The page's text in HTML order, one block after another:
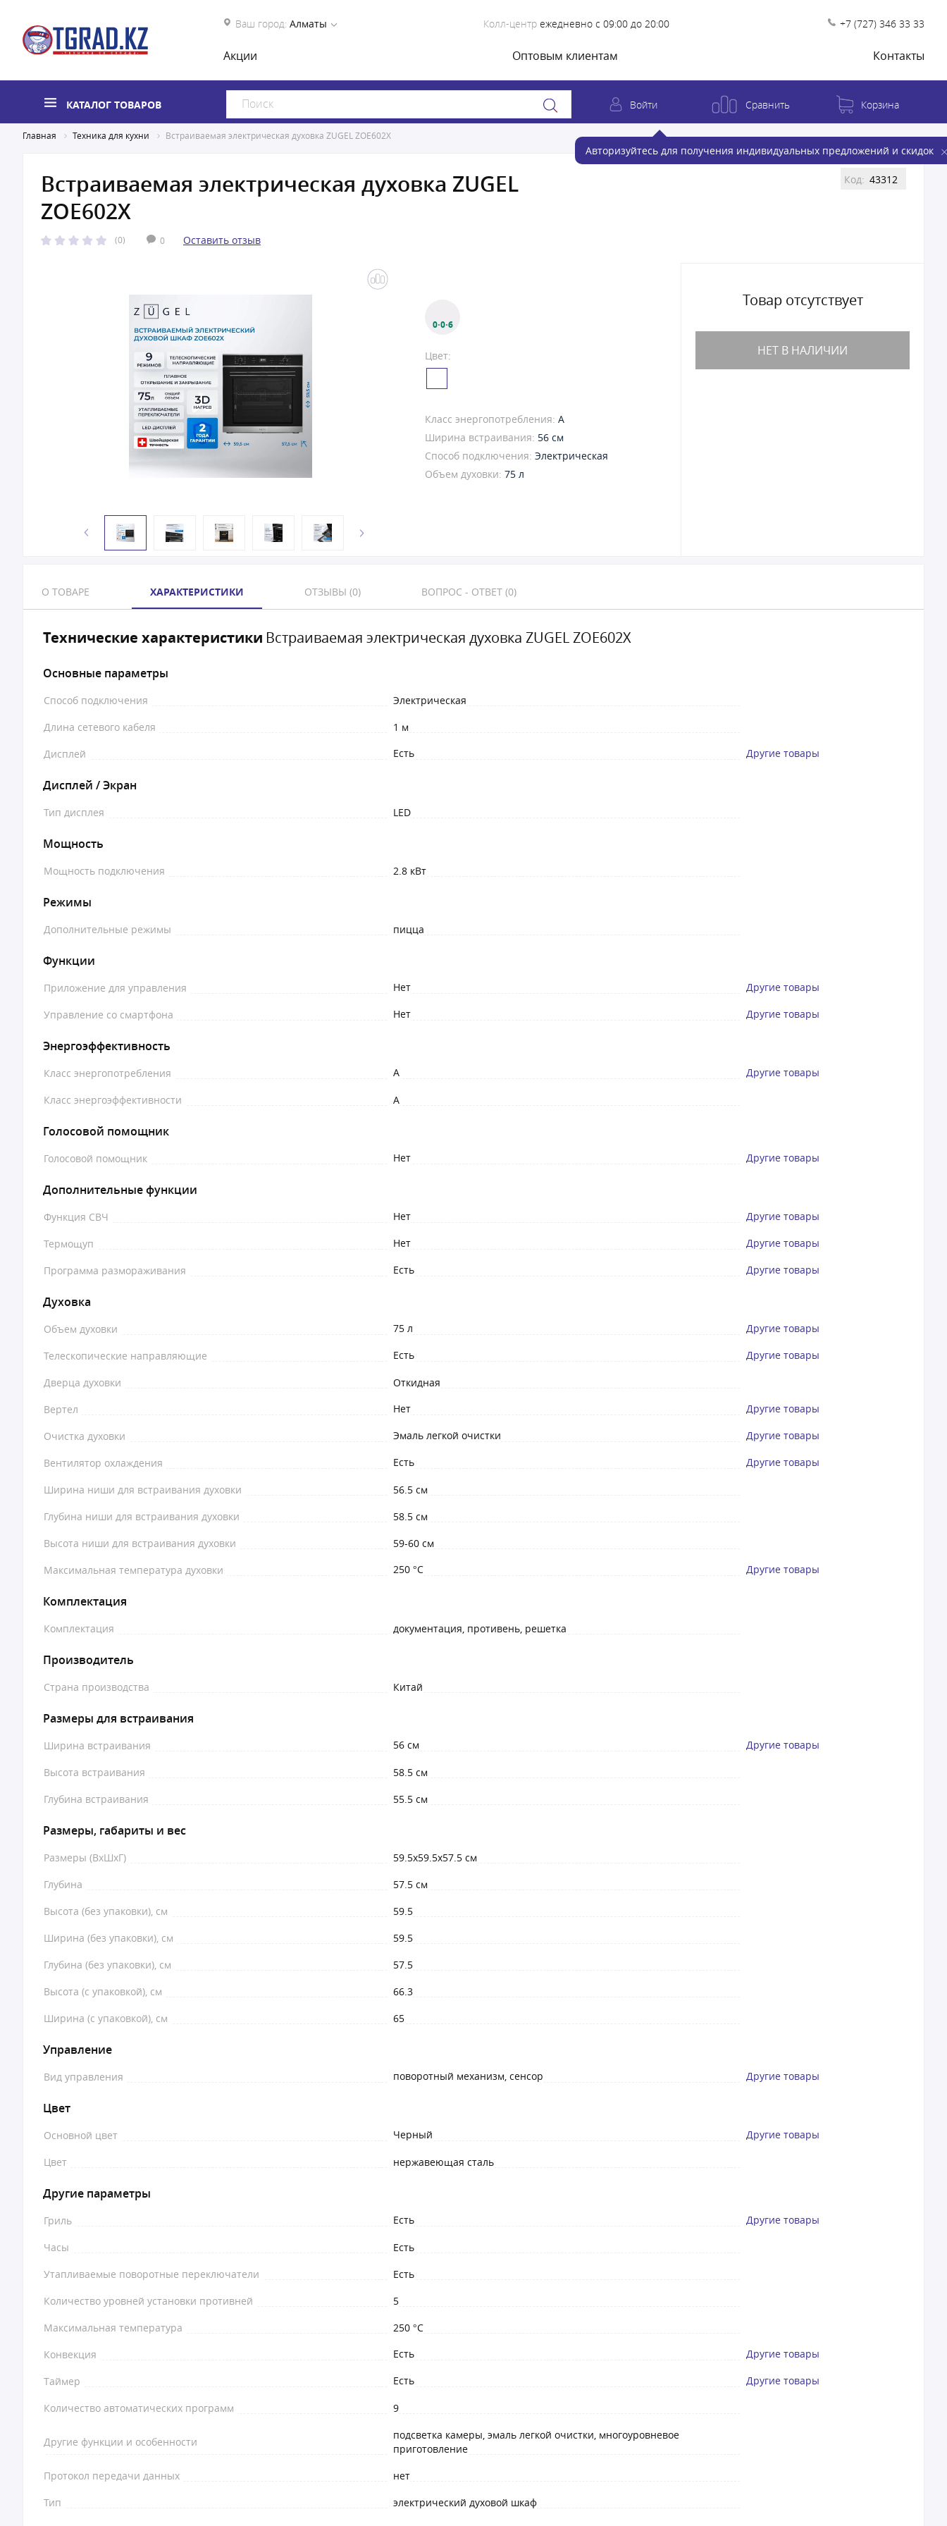
Ваш город: Алматы Колл-центр ежедневно с 09:00 до 20:00 +7 (727) 346 33 33
Акции Оптовым клиентам Контакты
КАТАЛОГ ТОВАРОВ Войти
Авторизуйтесь для получения индивидуальных предложений и скидок
Сравнить Корзина
Главная Техника для кухни Встраиваемая электрическая духовка ZUGEL ZOE602X
Встраиваемая электрическая духовка ZUGEL
ZOE602X
(0) 0 Оставить отзыв
Код: 43312
0·0·6
Цвет:
Класс энергопотребления: A
Ширина встраивания: 56 см
Способ подключения: Электрическая
Объем духовки: 75 л
Товар отсутствует
НЕТ В НАЛИЧИИ
О ТОВАРЕ ХАРАКТЕРИСТИКИ ОТЗЫВЫ (0) ВОПРОС - ОТВЕТ (0)
Технические характеристики Встраиваемая электрическая духовка ZUGEL ZOE602X
Основные параметры
Способ подключения
Электрическая
Длина сетевого кабеля
1 м
Дисплей
Есть Другие товары
Дисплей / Экран
Тип дисплея LED
Мощность
Мощность подключения 2.8 кВт
Режимы
Дополнительные режимы пицца
Функции
Приложение для управления Нет Другие товары
Управление со смартфона Нет Другие товары
Энергоэффективность
Класс энергопотребления A Другие товары
Класс энергоэффективности A
Голосовой помощник
Голосовой помощник Нет Другие товары
Дополнительные функции
Функция СВЧ Нет Другие товары
Термощуп Нет Другие товары
Программа размораживания Есть Другие товары
Духовка
Объем духовки 75 л Другие товары
Телескопические направляющие Есть Другие товары
Дверца духовки
Откидная
Вертел
Нет Другие товары
Очистка духовки Эмаль легкой очистки Другие товары
Вентилятор охлаждения Есть Другие товары
Ширина ниши для встраивания духовки
56.5 см
Глубина ниши для встраивания духовки
58.5 см
Высота ниши для встраивания духовки
59-60 см
Максимальная температура духовки
250 °C Другие товары
Комплектация
Комплектация документация, противень, решетка
Производитель
Страна производства Китай
Размеры для встраивания
Ширина встраивания 56 см Другие товары
Высота встраивания
58.5 см
Глубина встраивания
55.5 см
Размеры, габариты и вес
Размеры (ВхШхГ)
59.5х59.5х57.5 см
Глубина
57.5 см
Высота (без упаковки), см
59.5
Ширина (без упаковки), см
59.5
Глубина (без упаковки), см
57.5
Высота (с упаковкой), см
66.3
Ширина (с упаковкой), см
65
Управление
Вид управления поворотный механизм, сенсор Другие товары
Цвет
Основной цвет Черный Другие товары
Цвет нержавеющая сталь
Другие параметры
Гриль Есть Другие товары
Часы
Есть
Утапливаемые поворотные переключатели
Есть
Количество уровней установки противней
5
Максимальная температура
250 °C
Конвекция
Есть Другие товары
Таймер Есть Другие товары
Количество автоматических программ 9
Другие функции и особенности
подсветка камеры, эмаль легкой очистки, многоуровневое
приготовление
Протокол передачи данных
нет
Тип
электрический духовой шкаф